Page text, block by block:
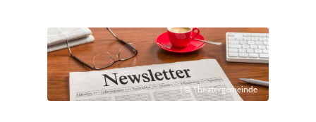
| © Theatergemeinde